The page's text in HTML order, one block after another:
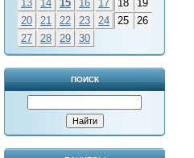
13
14 15 16 17 18
19
20
21 22 23 24 25
26
27
28 29 30
ПОИСК